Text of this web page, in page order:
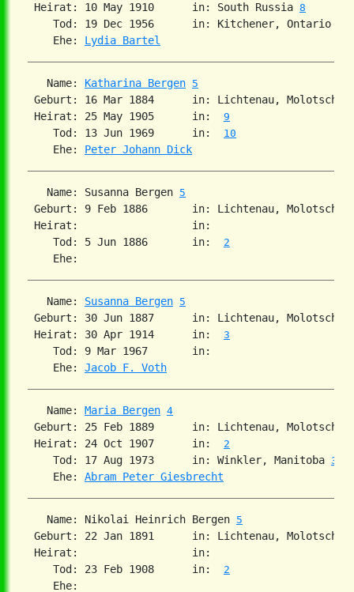
Heirat: 10 May 1910      in: South Russia 8
    Tod: 19 Dec 1956      in: Kitchener, Ontario
    Ehe:
Lydia Bartel
   Name:
Katharina Bergen 5
Geburt: 16 Mar 1884      in: Lichtenau,
Heirat: 25 May 1905      in: 9
    Tod: 13 Jun 1969      in:
10
    Ehe:
Peter Johann Dick
   Name: Susanna Bergen
5
Geburt: 9 Feb 1886       in: Lichtenau,
Heirat:                  in:
    Tod: 5 Jun 1886       in:
2
   Name:
Susanna Bergen 5
Geburt: 30 Jun 1887      in: Lichtenau,
Heirat: 30 Apr 1914      in: 3
    Tod: 9 Mar 1967       in:
    Ehe:
Jacob F. Voth
   Name:
Maria Bergen 4
Geburt: 25 Feb 1889      in: Lichtenau,
Heirat: 24 Oct 1907      in: 2
    Tod: 17 Aug 1973      in: Winkler, Manitoba
3
    Ehe:
Abram Peter Giesbrecht
   Name: Nikolai Heinrich Bergen
5
Geburt: 22 Jan 1891      in: Lichtenau,
Heirat:                  in:
    Tod: 23 Feb 1908      in:
2